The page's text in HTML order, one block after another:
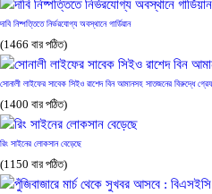
দাবি নিষ্পত্তিতে নির্ভরযোগ্য অবস্থানে গার্ডিয়ান
(1466 বার পঠিত)
সোনালী লাইফের সাবেক সিইও রাশেদ বিন আমানসহ সাতজনের বিরুদ্ধে
(1400 বার পঠিত)
রিং সাইনের লোকসান বেড়েছে
(1150 বার পঠিত)